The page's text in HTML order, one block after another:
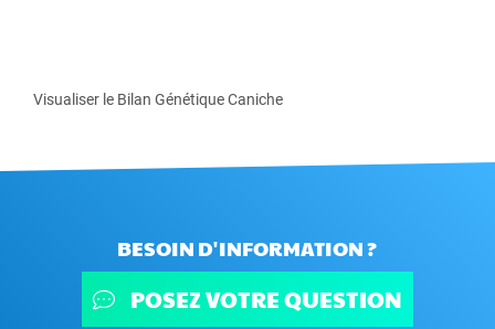
Visualiser le Bilan Génétique Caniche
BESOIN D'INFORMATION ?
POSEZ VOTRE QUESTION